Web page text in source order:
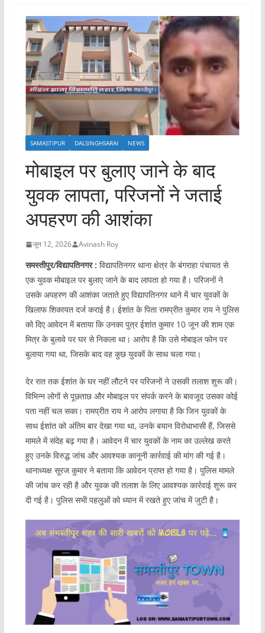
SAMASTIPUR DALSINGHSARAI NEWS
मोबाइल पर बुलाए जाने के बाद
युवक लापता, परिजनों ने जताई
अपहरण की आशंका
जून 12, 2026 Avinash Roy
समस्तीपुर/विद्यापतिनगर : विद्यापतिनगर थाना क्षेत्र के बंगराहा पंचायत से
एक युवक मोबाइल पर बुलाए जाने के बाद लापता हो गया है। परिजनों ने
उसके अपहरण की आशंका जताते हुए विद्यापतिनगर थाने में चार युवकों के
खिलाफ शिकायत दर्ज कराई है। ईशांत के पिता रामप्रीत कुमार राय ने पुलिस
को दिए आवेदन में बताया कि उनका पुत्र ईशांत कुमार 10 जून की शाम एक
मित्र के बुलावे पर घर से निकला था। आरोप है कि उसे मोबाइल फोन पर
बुलाया गया था, जिसके बाद वह कुछ युवकों के साथ चला गया।
देर रात तक ईशांत के घर नहीं लौटने पर परिजनों ने उसकी तलाश शुरू की।
विभिन्न लोगों से पूछताछ और मोबाइल पर संपर्क करने के बावजूद उसका कोई
पता नहीं चल सका। रामप्रीत राय ने आरोप लगाया है कि जिन युवकों के
साथ ईशांत को अंतिम बार देखा गया था, उनके बयान विरोधाभासी हैं, जिससे
मामले में संदेह बढ़ गया है। आवेदन में चार युवकों के नाम का उल्लेख करते
हुए उनके विरुद्ध जांच और आवश्यक कानूनी कार्रवाई की मांग की गई है।
थानाध्यक्ष सूरज कुमार ने बताया कि आवेदन प्राप्त हो गया है। पुलिस मामले
की जांच कर रही है और युवक की तलाश के लिए आवश्यक कार्रवाई शुरू कर
दी गई है। पुलिस सभी पहलुओं को ध्यान में रखते हुए जांच में जुटी है।